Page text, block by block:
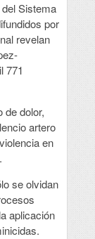
Sistema
por
revelan
771
de dolor,
artero
en
se olvidan
aplicación